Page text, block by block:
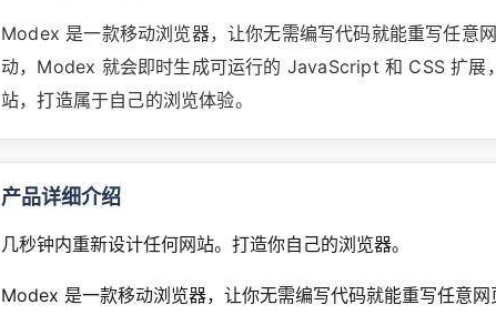
Modex 是一款移动浏览器，让你无需编写代码就能重写任意
动，Modex 就会即时生成可运行的 JavaScript 和 CSS 扩展
站，打造属于自己的浏览体验。
产品详细介绍
几秒钟内重新设计任何网站。打造你自己的浏览器。
Modex 是一款移动浏览器，让你无需编写代码就能重写任意